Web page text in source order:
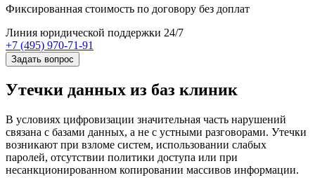
Фиксированная стоимость по договору без доплат
Линия юридической поддержки 24/7
+7 (495) 970-71-91
Задать вопрос
Утечки данных из баз клиник
В условиях цифровизации значительная часть нарушений
связана с базами данных, а не с устными разговорами. Утечки
возникают при взломе систем, использовании слабых
паролей, отсутствии политики доступа или при
несанкционированном копировании массивов информации.